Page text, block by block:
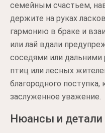
семейным счастьем,
держите на руках
гармонию в браке и
или лай вдали
соседями или
птиц или лесных
благородного
заслуженное уважение.
Нюансы и